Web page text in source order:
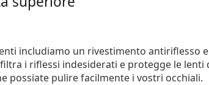
includiamo un rivestimento antiriflesso
i riflessi indesiderati e protegge le lenti
possiate pulire facilmente i vostri occhiali.